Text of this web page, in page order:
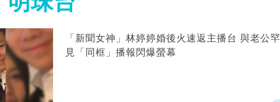
「新聞女神」林婷婷婚後火速返主播台 與老公罕
見「同框」播報閃爆螢幕